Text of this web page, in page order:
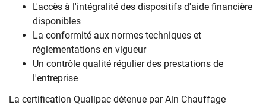
L'accès à l'intégralité des dispositifs d'aide financière
disponibles
La conformité aux normes techniques et
réglementations en vigueur
Un contrôle qualité régulier des prestations de
l'entreprise
La certification Qualipac détenue par Ain Chauffage